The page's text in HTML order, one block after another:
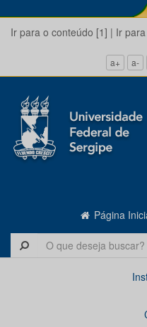
Ir para o conteúdo [1] | Ir
a+ a-
Página